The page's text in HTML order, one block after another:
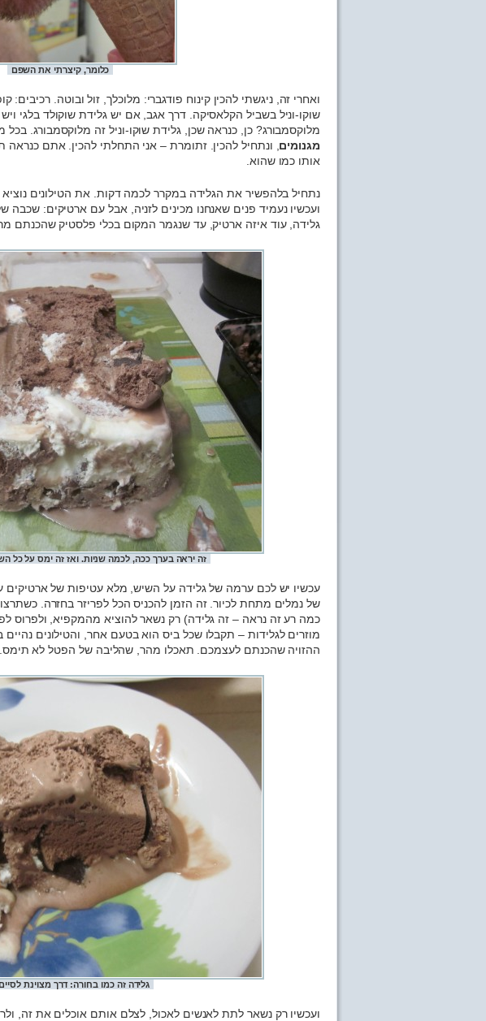
כלומר, קיצרתי את השפם
ואחרי זה, ניגשתי להכין קינוח פודגברי: מלוכלך, זול ובוטה. רכיבים:
שוקו-וניל בשביל הקלאסיקה. דרך אגב, אם יש גלידת שוקולד בלגי ויש
מלוקסמבורג? כן, כנראה שכן, גלידת שוקו-וניל זה מלוקסמבורג. בכל
מגנומים , ונתחיל להכין. זתומרת – אני התחלתי להכין. אתם כנראה
אותו כמו שהוא.
נתחיל בלהפשיר את הגלידה במקרר לכמה דקות. את הטילונים
ועכשיו נעמיד פנים שאנחנו מכינים לזניה, אבל עם ארטיקים: שכבה
גלידה, עוד איזה ארטיק, עד שנגמר המקום בכלי פלסטיק שהכנתם
זה יראה בערך ככה, לכמה שניות. ואז זה ימס על כל
עכשיו יש לכם ערמה של גלידה על השיש, מלא עטיפות של ארטיקים
של נמלים מתחת לכיור. זה הזמן להכניס הכל לפריזר בחזרה.
כמה רע זה נראה – זה גלידה) רק נשאר להוציא מהמקפיא, ולפרוס
מוזרים לגלידות – תקבלו שכל ביס הוא בטעם אחר, והטילונים נהיים
ההזויה שהכנתם לעצמכם. תאכלו מהר, שהליבה של הפטל לא תימס.
גלידה זה כמו בחורה: דרך מצוינת
ועכשיו רק נשאר לתת לאנשים לאכול, לצלם אותם אוכלים את זה,